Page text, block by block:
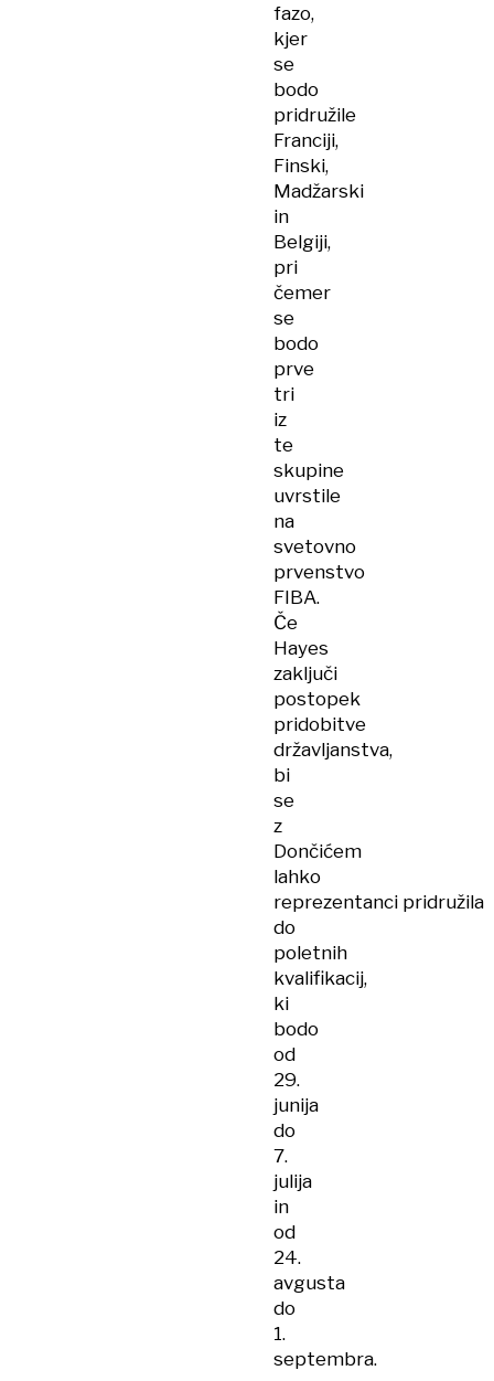
fazo,
kjer
se
bodo
pridružile
Franciji,
Finski,
Madžarski
in
Belgiji,
pri
čemer
se
bodo
prve
tri
iz
te
skupine
uvrstile
na
svetovno
prvenstvo
FIBA.
Če
Hayes
zaključi
postopek
pridobitve
državljanstva,
bi
se
z
Dončićem
lahko
reprezentanci pridružila
do
poletnih
kvalifikacij,
ki
bodo
od
29.
junija
do
7.
julija
in
od
24.
avgusta
do
1.
septembra.